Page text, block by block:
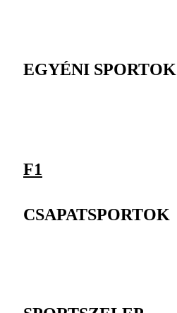
EGYÉNI SPORTOK
F1
CSAPATSPORTOK